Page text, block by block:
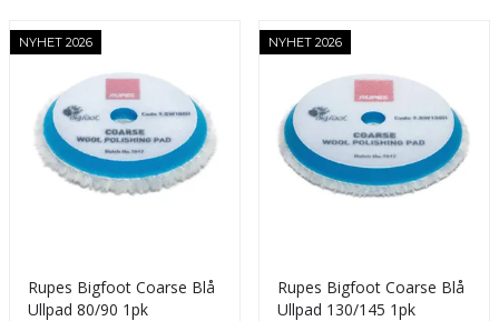
NYHET 2026
Rupes Bigfoot Coarse Blå
Ullpad 80/90 1pk
NYHET 2026
Rupes Bigfoot Coarse Blå
Ullpad 130/145 1pk